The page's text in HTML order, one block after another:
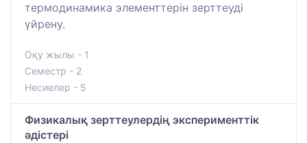
термодинамика элементтерін зерттеуді
үйрену.
Оқу жылы - 1
Семестр - 2
Несиелер - 5
Физикалық зерттеулердің эксперименттік
әдістері